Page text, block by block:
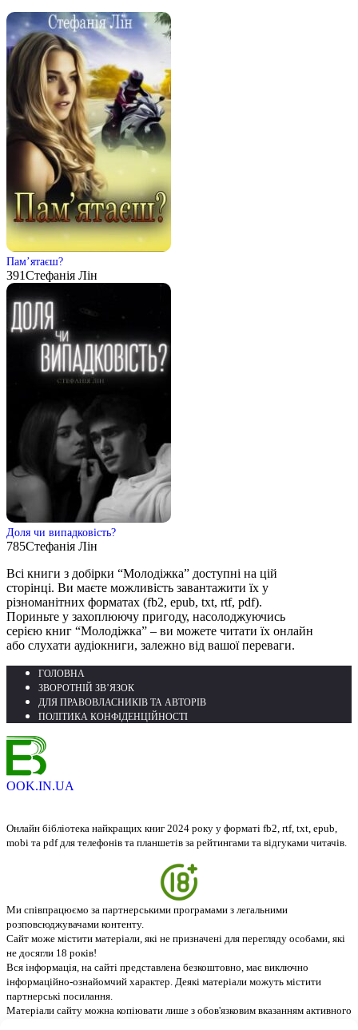
Пам’ятаєш?
391Стефанія Лін
Доля чи випадковість?
785Стефанія Лін
Всі книги з добірки “Молодіжка” доступні на цій
сторінці. Ви маєте можливість завантажити їх у
різноманітних форматах (fb2, epub, txt, rtf, pdf).
Пориньте у захоплюючу пригоду, насолоджуючись
серією книг “Молодіжка” – ви можете читати їх онлайн
або слухати аудіокниги, залежно від вашої переваги.
ГОЛОВНА
ЗВОРОТНІЙ ЗВ’ЯЗОК
ДЛЯ ПРАВОВЛАСНИКІВ ТА АВТОРІВ
ПОЛІТИКА КОНФІДЕНЦІЙНОСТІ
OOK.IN.UA
Онлайн бібліотека найкращих книг 2024 року у форматі fb2, rtf, txt, epub,
mobi та pdf для телефонів та планшетів за рейтингами та відгуками читачів.
Ми співпрацюємо за партнерськими програмами з легальними
розповсюджувачами контенту.
Сайт може містити матеріали, які не призначені для перегляду особами, які
не досягли 18 років!
Вся інформація, на сайті представлена безкоштовно, має виключно
інформаційно-ознайомчий характер. Деякі матеріали можуть містити
партнерські посилання.
Матеріали сайту можна копіювати лише з обов'язковим вказанням активного